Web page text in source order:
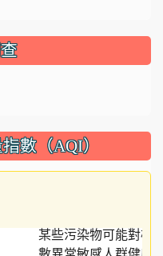
數（AQI）